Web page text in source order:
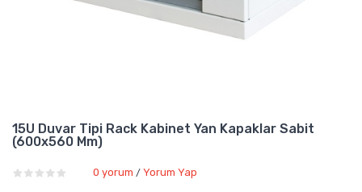
15U Duvar Tipi Rack Kabinet Yan Kapaklar Sabit
(600x560 Mm)
0 yorum / Yorum Yap